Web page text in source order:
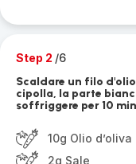
Step 2 /6
Scaldare un filo
cipolla, la parte
soffriggere per 10
10g Olio d’oliva
2g Sale